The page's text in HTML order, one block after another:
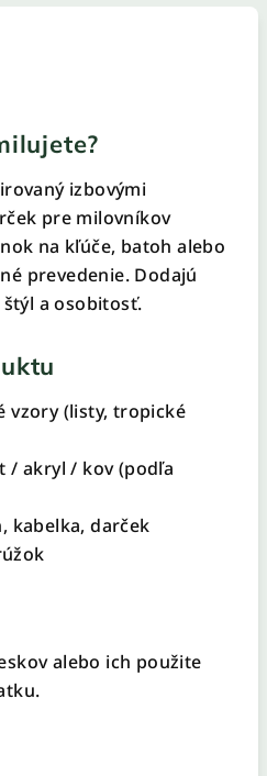
izbovými
pre milovníkov
na kľúče, batoh alebo
prevedenie. Dodajú
a osobitosť.
vzory (listy, tropické
/ akryl / kov (podľa
kabelka, darček
alebo ich použite